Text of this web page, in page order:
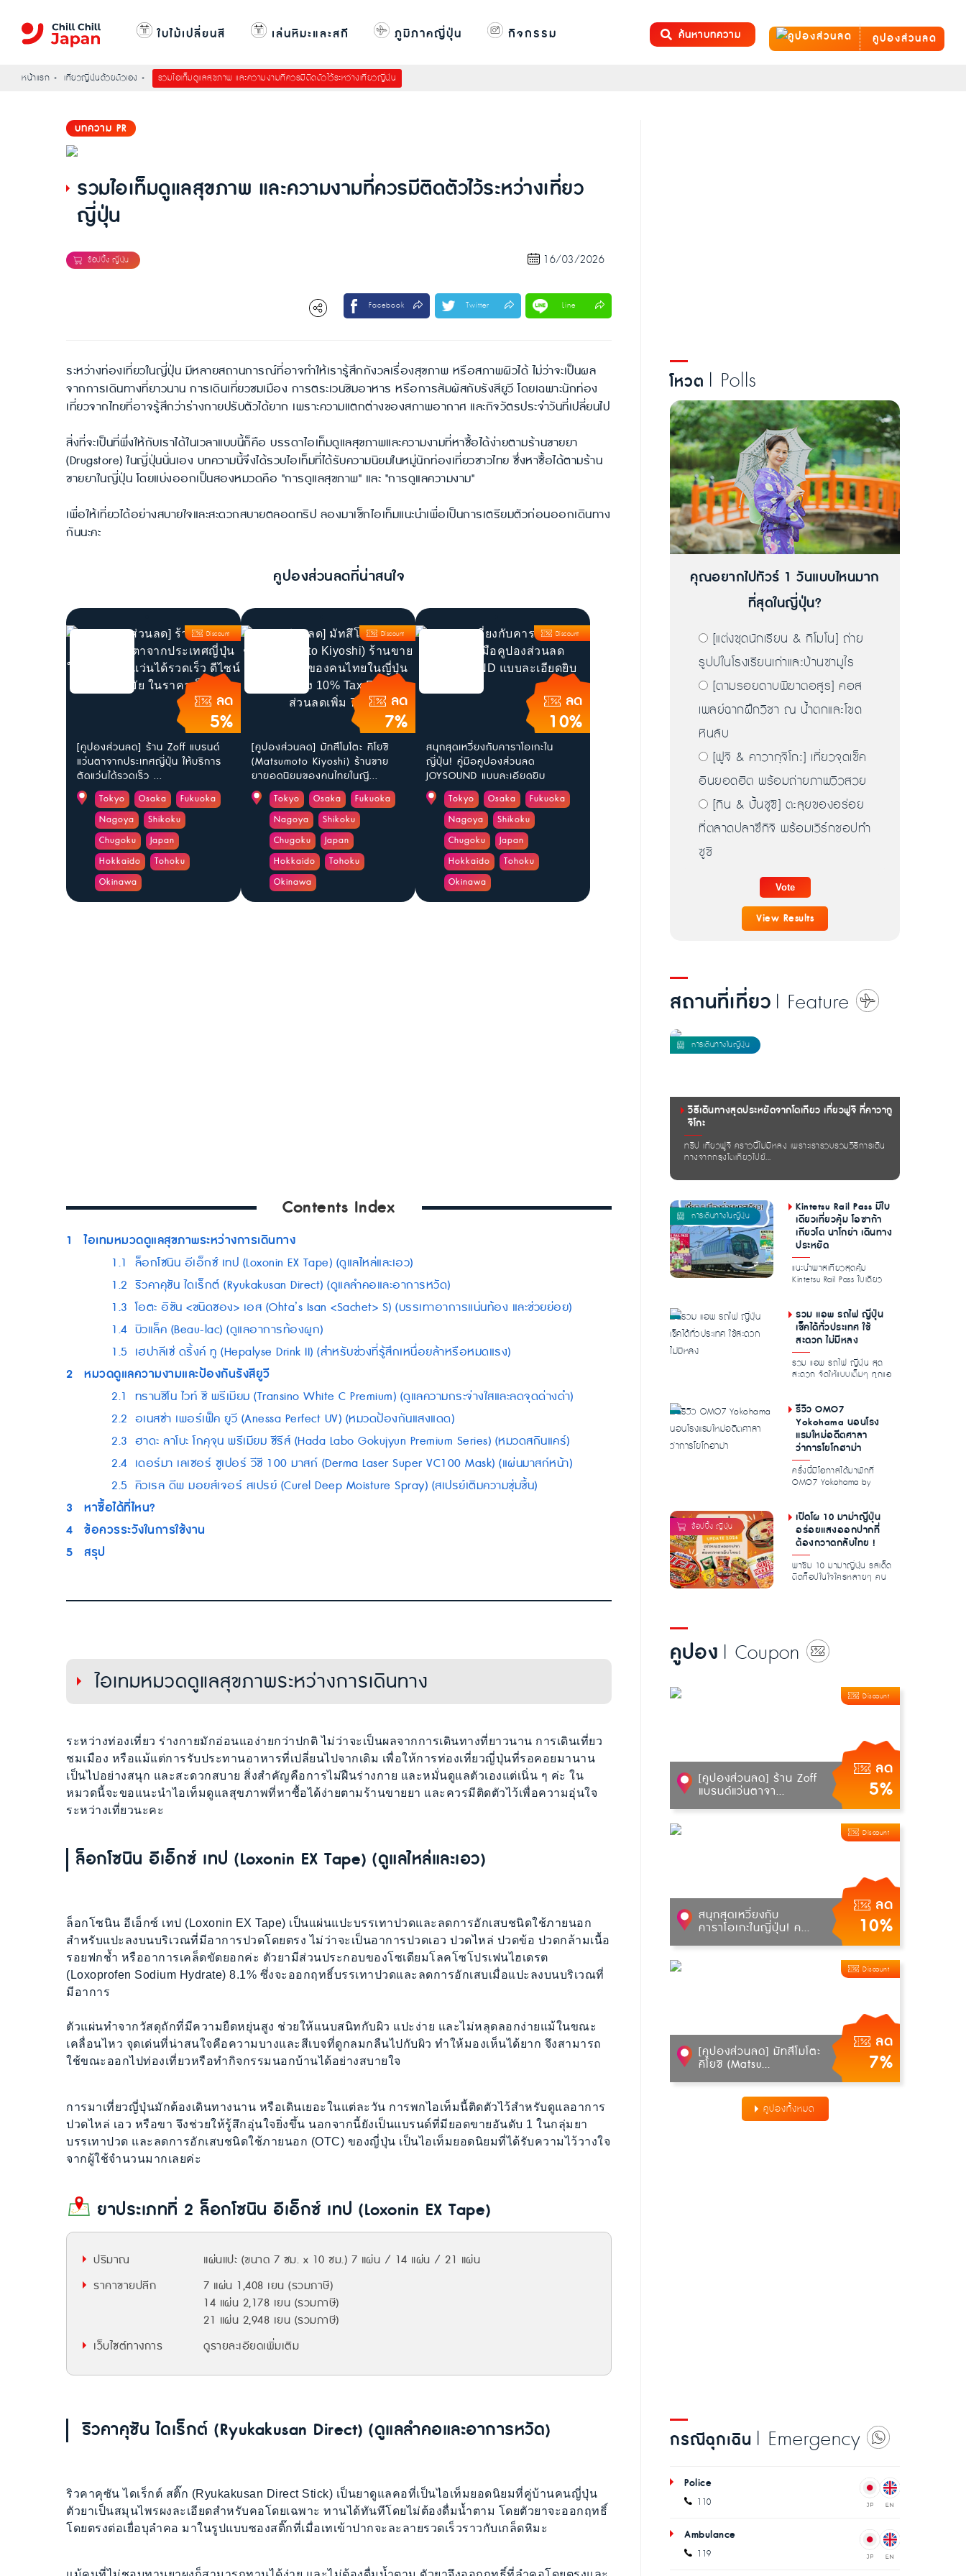
ใบไม้เปลี่ยนสี เล่นหิมะและสกี ภูมิภาคญี่ปุ่น กิจกรรม ค้นหาบทความ คูปองส่วนลด
หน้าแรก เที่ยวญี่ปุ่นด้วยตัวเอง รวมไอเท็มดูแลสุขภาพ และความงามที่ควรมีติดตัวไว้ระหว่างเที่ยวญี่ปุ่น
บทความ PR
รวมไอเท็มดูแลสุขภาพ และความงามที่ควรมีติดตัวไว้ระหว่างเที่ยว
ญี่ปุ่น
16/03/2026
Facebook Twitter Line
ระหว่างท่องเที่ยวในญี่ปุ่น มีหลายสถานการณ์ที่อาจทำให้เรารู้สึกกังวลเรื่องสุขภาพ หรือสภาพผิวได้ ไม่ว่าจะเป็นผล
จากการเดินทางที่ยาวนาน การเดินเที่ยวชมเมือง การตระเวนชิมอาหาร หรือการสัมผัสกับรังสียูวี โดยเฉพาะนักท่อง
เที่ยวจากไทยที่อาจรู้สึกว่าร่างกายปรับตัวได้ยาก เพราะความแตกต่างของสภาพอากาศ และกิจวัตรประจำวันที่เปลี่ยนไป
สิ่งที่จะเป็นที่พึ่งให้กับเราได้ในเวลาแบบนี้ก็คือ บรรดาไอเท็มดูแลสุขภาพและความงามที่หาซื้อได้ง่ายตามร้านขายยา
(Drugstore) ในญี่ปุ่นนั่นเอง บทความนี้จึงได้รวบไอเท็มที่ได้รับความนิยมในหมู่นักท่องเที่ยวชาวไทย ซึ่งหาซื้อได้ตามร้าน
ขายยาในญี่ปุ่น โดยแบ่งออกเป็นสองหมวดคือ "การดูแลสุขภาพ" และ "การดูแลความงาม"
เพื่อให้เที่ยวได้อย่างสบายใจและสะดวกสบายตลอดทริป ลองมาเช็กไอเท็มแนะนำเพื่อเป็นการเตรียมตัวก่อนออกเดินทาง
กันนะคะ
คูปองส่วนลดที่น่าสนใจ
ลด
5%
Discount
[คูปองส่วนลด] ร้าน Zoff แบรนด์
แว่นตาจากประเทศญี่ปุ่น ให้บริการ
ตัดแว่นได้รวดเร็ว ...
Tokyo Osaka
Fukuoka
Nagoya
Shikoku
Chugoku
Japan
Hokkaido
Tohoku
Okinawa
ลด
7%
Discount
[คูปองส่วนลด] มัทสึโมโตะ คิโยชิ
(Matsumoto Kiyoshi) ร้านขาย
ยายอดนิยมของคนไทยในญี...
Tokyo Osaka
Fukuoka
Nagoya
Shikoku
Chugoku
Japan
Hokkaido
Tohoku
Okinawa
ลด
10%
Discount
สนุกสุดเหวี่ยงกับคาราโอเกะใน
ญี่ปุ่น! คู่มือคูปองส่วนลด
JOYSOUND แบบละเอียดยิบ
Tokyo Osaka
Fukuoka
Nagoya
Shikoku
Chugoku
Japan
Hokkaido
Tohoku
Okinawa
Contents Index
1 ไอเทมหมวดดูแลสุขภาพระหว่างการเดินทาง
1.1 ล็อกโซนิน อีเอ็กซ์ เทป (Loxonin EX Tape) (ดูแลไหล่และเอว)
1.2 ริวคาคุซัน ไดเร็กต์ (Ryukakusan Direct) (ดูแลลำคอและอาการหวัด)
1.3 โอตะ อิซัน <ชนิดซอง> เอส (Ohta’s Isan <Sachet> S) (บรรเทาอาการแน่นท้อง และช่วยย่อย)
1.4 บิวแล็ค (Beau-lac) (ดูแลอาการท้องผูก)
1.5 เฮปาลีเซ่ ดริ้งค์ ทู (Hepalyse Drink II) (สำหรับช่วงที่รู้สึกเหนื่อยล้าหรือหมดแรง)
2 หมวดดูแลความงามและป้องกันรังสียูวี
2.1 ทรานซิโน ไวท์ ซี พรีเมียม (Transino White C Premium) (ดูแลความกระจ่างใสและลดจุดด่างดำ)
2.2 อเนสซ่า เพอร์เฟ็ค ยูวี (Anessa Perfect UV) (หมวดป้องกันแสงแดด)
2.3 ฮาดะ ลาโบะ โกคุจุน พรีเมียม ซีรีส์ (Hada Labo Gokujyun Premium Series) (หมวดสกินแคร์)
2.4 เดอร์มา เลเซอร์ ซูเปอร์ วีซี 100 มาสก์ (Derma Laser Super VC100 Mask) (แผ่นมาสก์หน้า)
2.5 คิวเรล ดีพ มอยส์เจอร์ สเปรย์ (Curel Deep Moisture Spray) (สเปรย์เติมความชุ่มชื้น)
3
หาซื้อได้ที่ไหน?
4 ข้อควรระวังในการใช้งาน
5 สรุป
ไอเทมหมวดดูแลสุขภาพระหว่างการเดินทาง
ระหว่างท่องเที่ยว ร่างกายมักอ่อนแอง่ายกว่าปกติ ไม่ว่าจะเป็นผลจากการเดินทางที่ยาวนาน การเดินเที่ยว
ชมเมือง หรือแม้แต่การรับประทานอาหารที่เปลี่ยนไปจากเดิม เพื่อให้การท่องเที่ยวญี่ปุ่นที่รอคอยมานาน
เป็นไปอย่างสนุก และสะดวกสบาย สิ่งสำคัญคือการไม่ฝืนร่างกาย และหมั่นดูแลตัวเองแต่เนิ่น ๆ ค่ะ ใน
หมวดนี้จะขอแนะนำไอเท็มดูแลสุขภาพที่หาซื้อได้ง่ายตามร้านขายยา และควรมีติดตัวไว้เพื่อความอุ่นใจ
ระหว่างเที่ยวนะคะ
ล็อกโซนิน อีเอ็กซ์ เทป (Loxonin EX Tape) (ดูแลไหล่และเอว)
ล็อกโซนิน อีเอ็กซ์ เทป (Loxonin EX Tape) เป็นแผ่นแปะบรรเทาปวดและลดการอักเสบชนิดใช้ภายนอก
สำหรับแปะลงบนบริเวณที่มีอาการปวดโดยตรง ไม่ว่าจะเป็นอาการปวดเอว ปวดไหล่ ปวดข้อ ปวดกล้ามเนื้อ
รอยฟกช้ำ หรืออาการเคล็ดขัดยอกค่ะ ตัวยามีส่วนประกอบของโซเดียมโลคโซโปรเฟนไฮเดรต
(Loxoprofen Sodium Hydrate) 8.1% ซึ่งจะออกฤทธิ์บรรเทาปวดและลดการอักเสบเมื่อแปะลงบนบริเวณที่
มีอาการ
ตัวแผ่นทำจากวัสดุถักที่มีความยืดหยุ่นสูง ช่วยให้แนบสนิทกับผิว แปะง่าย และไม่หลุดลอกง่ายแม้ในขณะ
เคลื่อนไหว จุดเด่นที่น่าสนใจคือความบางและสีเบจที่ดูกลมกลืนไปกับผิว ทำให้มองเห็นได้ยาก จึงสามารถ
ใช้ขณะออกไปท่องเที่ยวหรือทำกิจกรรมนอกบ้านได้อย่างสบายใจ
การมาเที่ยวญี่ปุ่นมักต้องเดินทางนาน หรือเดินเยอะในแต่ละวัน การพกไอเท็มนี้ติดตัวไว้สำหรับดูแลอาการ
ปวดไหล่ เอว หรือขา จึงช่วยให้รู้สึกอุ่นใจยิ่งขึ้น นอกจากนี้ยังเป็นแบรนด์ที่มียอดขายอันดับ 1 ในกลุ่มยา
บรรเทาปวด และลดการอักเสบชนิดใช้ภายนอก (OTC) ของญี่ปุ่น เป็นไอเท็มยอดนิยมที่ได้รับความไว้วางใจ
จากผู้ใช้จำนวนมากเลยค่ะ
ยาประเภทที่ 2 ล็อกโซนิน อีเอ็กซ์ เทป (Loxonin EX Tape)
ปริมาณ
แผ่นแปะ (ขนาด 7 ซม. x 10 ซม.) 7 แผ่น / 14 แผ่น / 21 แผ่น
ราคาขายปลีก
7 แผ่น 1,408 เยน (รวมภาษี)
14 แผ่น 2,178 เยน (รวมภาษี)
21 แผ่น 2,948 เยน (รวมภาษี)
เว็บไซต์ทางการ
ดูรายละเอียดเพิ่มเติม
ริวคาคุซัน ไดเร็กต์ (Ryukakusan Direct) (ดูแลลำคอและอาการหวัด)
ริวคาคุซัน ไดเร็กต์ สติ๊ก (Ryukakusan Direct Stick) เป็นยาดูแลคอที่เป็นไอเท็มยอดนิยมที่คู่บ้านคนญี่ปุ่น
ตัวยาเป็นสมุนไพรผงละเอียดสำหรับคอโดยเฉพาะ ทานได้ทันทีโดยไม่ต้องดื่มน้ำตาม โดยตัวยาจะออกฤทธิ์
โดยตรงต่อเยื่อบุลำคอ มาในรูปแบบซองสติ๊กที่เมื่อเทเข้าปากจะละลายรวดเร็วราวกับเกล็ดหิมะ
โหวต | Polls
คุณอยากไปทัวร์ 1 วันแบบไหนมาก
ที่สุดในญี่ปุ่น?
[แต่งชุดนักเรียน & กิโมโน] ถ่าย
รูปปในโรงเรียนเก่าและบ้านซามูไร
[ตามรอยดาบพิฆาตอสูร] คอส
เพลย์ฉากฝึกวิชา ณ น้ำตกและโขด
หินลับ
[ฟูจิ & คาวากุจิโกะ] เที่ยวจุดเช็ค
อินยอดฮิต พร้อมถ่ายภาพวิวสวย
[กิน & ปั้นซูชิ] ตะลุยของอร่อย
ที่ตลาดปลาซึกิจิ พร้อมเวิร์กชอปทำ
ซูชิ
View Results
สถานที่เที่ยว | Feature
วิธีเดินทางสุดประหยัดจากโตเกียว เที่ยวฟูจิ ที่คาวากู
จิโกะ
ทริป เที่ยวฟูจิ คราวนี้ไม่มีหลง เพราะเรารวบรวมวิธีการเดิน
ทางจากกรุงโตเกียวไปยั...
Kintetsu Rail Pass มีใบ
เดียวเที่ยวคุ้ม โอซาก้า
เกียวโต นาโกย่า เดินทาง
ประหยัด
แนะนำพาสเที่ยวสุดคุ้ม
Kintetsu Rail Pass ใบเดียว
รวม แอพ รถไฟ ญี่ปุ่น
เช็คได้ทั่วประเทศ ใช้
สะดวก ไม่มีหลง
รวม แอพ รถไฟ ญี่ปุ่น สุด
สะดวก จัดให้แบบเต็มๆ ทุกแอ
รีวิว OMO7
Yokohama นอนโรง
แรมใหม่อดีตศาลา
ว่าการโยโกฮาม่า
ครั้งนี้มีโอกาสได้มาพักที่
OMO7 Yokohama by
เปิดโผ 10 มาม่าญี่ปุ่น
อร่อยแสงออกปากที่
ต้องกวาดกลับไทย !
พาชิม 10 มาม่าญี่ปุ่น รสเด็ด
ติดท็อปในใจใครหลายๆ คน
คูปอง | Coupon
ลด
5%
Discount
[คูปองส่วนลด] ร้าน Zoff
แบรนด์แว่นตาจา...
ลด
10%
Discount
สนุกสุดเหวี่ยงกับ
คาราโอเกะในญี่ปุ่น! ค...
ลด
7%
Discount
[คูปองส่วนลด] มัทสึโมโตะ
คิโยชิ (Matsu...
คูปองทั้งหมด
กรณีฉุกเฉิน | Emergency
Police
110
Ambulance
119